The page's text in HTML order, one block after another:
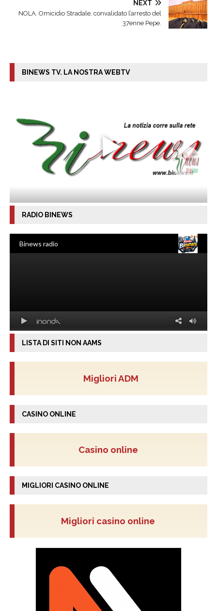
NEXT
NOLA. Omicidio Stradale, convalidato l’arresto del
37enne Pepe.
BINEWS TV. LA NOSTRA WEBTV
RADIO BINEWS
LISTA DI SITI NON AAMS
Migliori ADM
CASINO ONLINE
Casino online
MIGLIORI CASINO ONLINE
Migliori casino online